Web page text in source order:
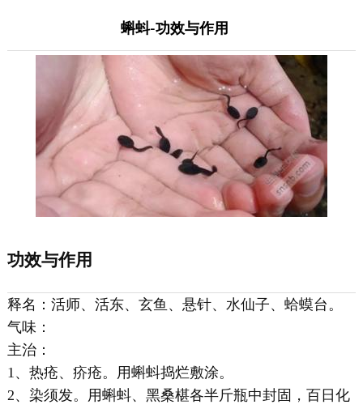
蝌蚪-功效与作用
功效与作用
释名：活师、活东、玄鱼、悬针、水仙子、蛤蟆台。
气味：
主治：
1、热疮、疥疮。用蝌蚪捣烂敷涂。
2、染须发。用蝌蚪、黑桑椹各半斤瓶中封固，百日化